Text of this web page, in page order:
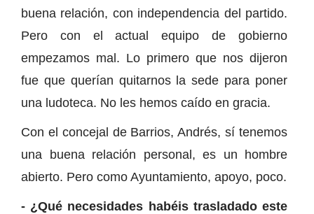
buena relación, con independencia del partido.
Pero con el actual equipo de gobierno
empezamos mal. Lo primero que nos dijeron
fue que querían quitarnos la sede para poner
una ludoteca. No les hemos caído en gracia.
Con el concejal de Barrios, Andrés, sí tenemos
una buena relación personal, es un hombre
abierto. Pero como Ayuntamiento, apoyo, poco.
- ¿Qué necesidades habéis trasladado este